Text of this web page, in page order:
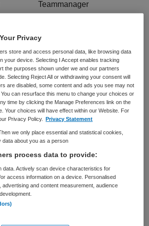
Teammanager
NIVEAU
HBO
DIENSTVERBAND
Fulltime
beschikbaar
Rintveld bij Altrecht is niet
staan enkele vergelijkbare
u wellicht interessant zijn.
Privacy
store and access personal data, like browsing data
your device. Selecting I Accept enables tracking
the purposes shown under we and our partners
Selecting Reject All or withdrawing your consent will
are disabled, some content and ads you see may not
can resurface this menu to change your choices or
time by clicking the Manage Preferences link on the
Your choices will have effect within our Website. For
Privacy Policy.
Privacy Statement
we only place essential and statistical cookies,
data about you as a person
process data to provide:
data. Actively scan device characteristics for
access information on a device. Personalised
advertising and content measurement, audience